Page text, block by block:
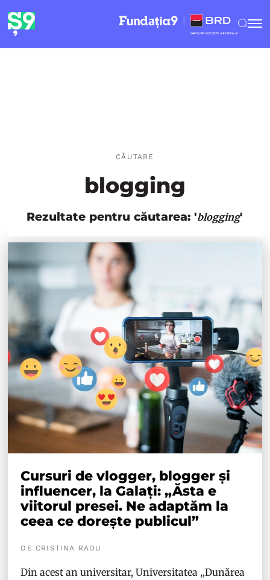
CĂUTARE
blogging
Rezultate pentru căutarea: 'blogging'
Cursuri de vlogger, blogger și
influencer, la Galați: „Ăsta e
viitorul presei. Ne adaptăm la
ceea ce dorește publicul”
DE CRISTINA RADU
Din acest an universitar, Universitatea „Dunărea